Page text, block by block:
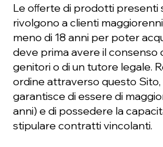
Le oﬀerte di prodotti presenti
rivolgono a clienti
meno di 18 anni per poter
deve prima avere il consenso
genitori o di un tutore legale.
ordine attraverso questo Sito,
garantisce di essere di
anni) e di possedere la
stipulare contratti vincolanti.